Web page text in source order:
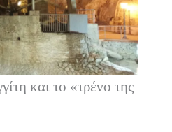
και το «τρένο της